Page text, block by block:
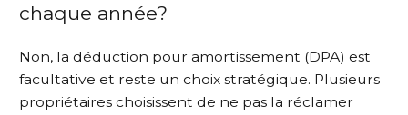
chaque année?
Non, la déduction pour amortissement (DPA) est
facultative et reste un choix stratégique. Plusieurs
propriétaires choisissent de ne pas la réclamer